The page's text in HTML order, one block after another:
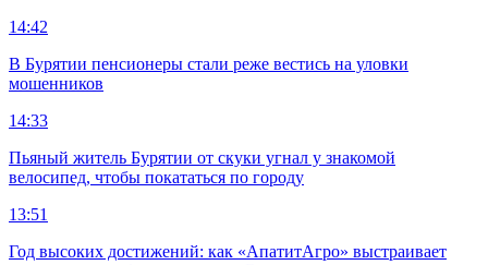
14:42
В Бурятии пенсионеры стали реже вестись на уловки
мошенников
14:33
Пьяный житель Бурятии от скуки угнал у знакомой
велосипед, чтобы покататься по городу
13:51
Год высоких достижений: как «АпатитАгро» выстраивает